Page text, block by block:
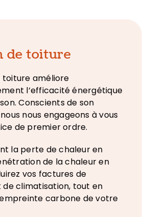
de toiture
toiture améliore
l’efficacité énergétique
Conscients de son
nous engageons à vous
de premier ordre.
la perte de chaleur en
de la chaleur en
vos factures de
climatisation, tout en
carbone de votre